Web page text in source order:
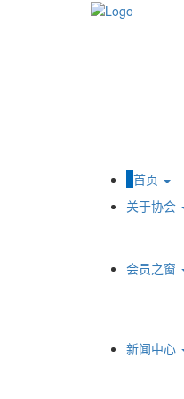
首页
关于协会
会员之窗
新闻中心